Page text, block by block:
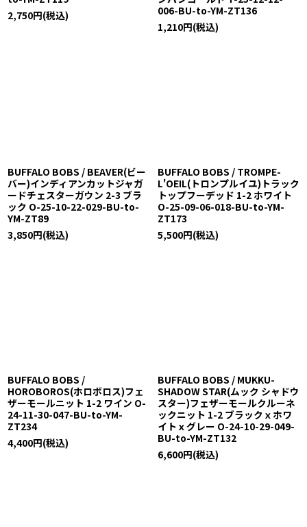
2,750円(税込)
006-BU-to-YM-ZT136
1,210円(税込)
BUFFALO BOBS / BEAVER(ビー
バー)インディアンカットジャガ
ードチェスターガウン 2-3 ブラ
ック O-25-10-22-029-BU-to-
YM-ZT89
3,850円(税込)
BUFFALO BOBS / TROMPE-
L'OEIL(トロンプルイユ)トラック
トップフーデッド 1-2 ホワイト
O-25-09-06-018-BU-to-YM-
ZT173
5,500円(税込)
BUFFALO BOBS /
HOROBOROS(ホロボロス)フェ
ザーモールニット 1-2 ワイン O-
24-11-30-047-BU-to-YM-
ZT234
4,400円(税込)
BUFFALO BOBS / MUKKU-
SHADOW STAR(ムック シャドウ
スター)フェザーモールクルーネ
ックニット 1-2 ブラックｘホワ
イトｘグレー O-24-10-29-049-
BU-to-YM-ZT132
6,600円(税込)